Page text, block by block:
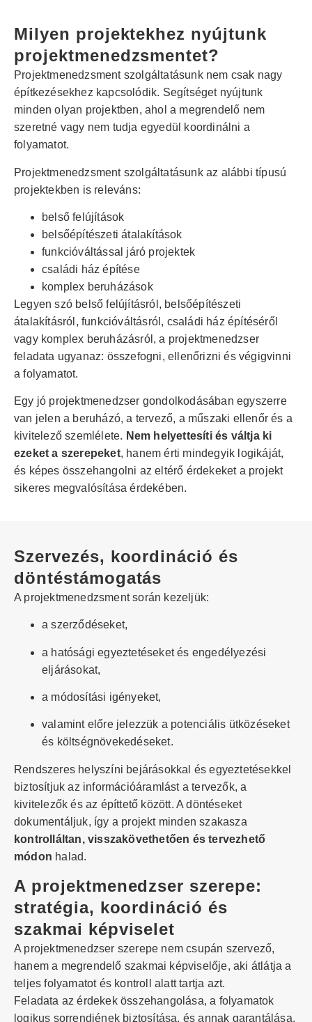
Milyen projektekhez nyújtunk
projektmenedzsmentet?
Projektmenedzsment szolgáltatásunk nem csak nagy
építkezésekhez kapcsolódik. Segítséget nyújtunk
minden olyan projektben, ahol a megrendelő nem
szeretné vagy nem tudja egyedül koordinálni a
folyamatot.
Projektmenedzsment szolgáltatásunk az alábbi típusú
projektekben is releváns:
belső felújítások
belsőépítészeti átalakítások
funkcióváltással járó projektek
családi ház építése
komplex beruházások
Legyen szó belső felújításról, belsőépítészeti
átalakításról, funkcióváltásról, családi ház építéséről
vagy komplex beruházásról, a projektmenedzser
feladata ugyanaz: összefogni, ellenőrizni és végigvinni
a folyamatot.
Egy jó projektmenedzser gondolkodásában egyszerre
van jelen a beruházó, a tervező, a műszaki ellenőr és a
kivitelező szemlélete. Nem helyettesíti és váltja ki
ezeket a szerepeket, hanem érti mindegyik logikáját,
és képes összehangolni az eltérő érdekeket a projekt
sikeres megvalósítása érdekében.
Szervezés, koordináció és
döntéstámogatás
A projektmenedzsment során kezeljük:
a szerződéseket,
a hatósági egyeztetéseket és engedélyezési
eljárásokat,
a módosítási igényeket,
valamint előre jelezzük a potenciális ütközéseket
és költségnövekedéseket.
Rendszeres helyszíni bejárásokkal és egyeztetésekkel
biztosítjuk az információáramlást a tervezők, a
kivitelezők és az építtető között. A döntéseket
dokumentáljuk, így a projekt minden szakasza
kontrolláltan, visszakövethetően és tervezhető
módon halad.
A projektmenedzser szerepe:
stratégia, koordináció és
szakmai képviselet
A projektmenedzser szerepe nem csupán szervező,
hanem a megrendelő szakmai képviselője, aki átlátja a
teljes folyamatot és kontroll alatt tartja azt.
Feladata az érdekek összehangolása, a folyamatok
logikus sorrendjének biztosítása, és annak garantálása,